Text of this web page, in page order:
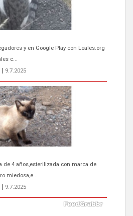
de 4 años,esterilizada con marca de
miedosa,e...
9.7.2025
TEROR GRAN CANARIA
a Los Gatos callejeros de la zona los
9.7.2025